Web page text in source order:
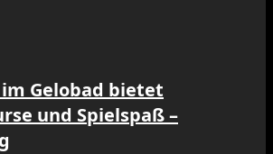
Gelobad bietet
und Spielspaß –